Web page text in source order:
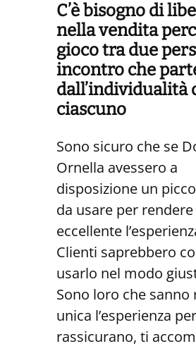
C’è bisogno di
nella vendita
gioco tra due
incontro che
dall’individualità
ciascuno
Sono sicuro che se
Ornella avessero a
disposizione un
da usare per rendere
eccellente
Clienti saprebbero
usarlo nel modo
Sono loro che sanno
unica l’esperienza
rassicurano, ti